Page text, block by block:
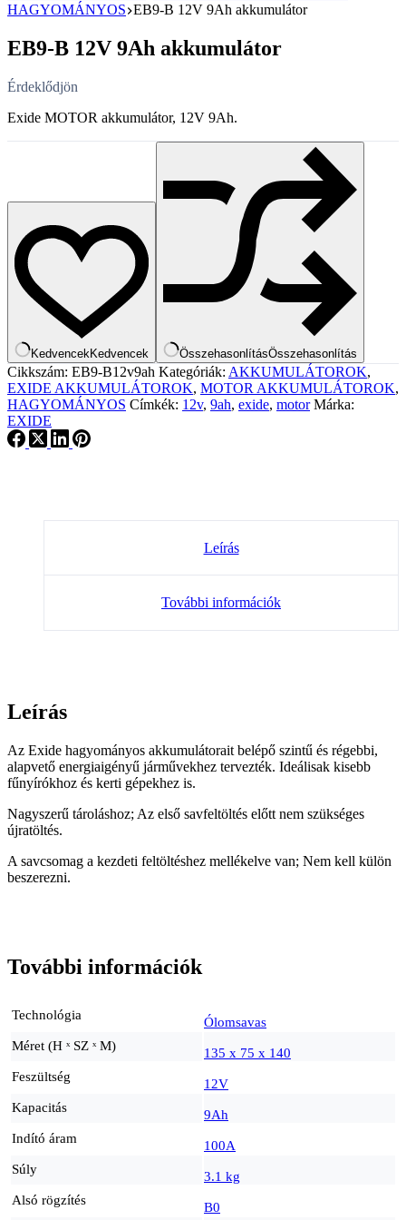
HAGYOMÁNYOS EB9-B 12V 9Ah akkumulátor
EB9-B 12V 9Ah akkumulátor
Érdeklődjön
Exide MOTOR akkumulátor, 12V 9Ah.
Kedvencek Kedvencek ÖsszehasonlításÖsszehasonlítás
Cikkszám: EB9-B12v9ah Kategóriák: AKKUMULÁTOROK,
EXIDE AKKUMULÁTOROK, MOTOR AKKUMULÁTOROK,
HAGYOMÁNYOS Címkék: 12v, 9ah, exide, motor Márka:
EXIDE
Leírás
További információk
Leírás
Az Exide hagyományos akkumulátorait belépő szintű és régebbi,
alapvető energiaigényű járművekhez tervezték. Ideálisak kisebb
fűnyírókhoz és kerti gépekhez is.
Nagyszerű tároláshoz; Az első savfeltöltés előtt nem szükséges
újratöltés.
A savcsomag a kezdeti feltöltéshez mellékelve van; Nem kell külön
beszerezni.
További információk
Technológia
Ólomsavas
Méret (H ˣ SZ ˣ M)
135 x 75 x 140
Feszültség
12V
Kapacitás
9Ah
Indító áram
100A
Súly
3.1 kg
Alsó rögzítés
B0